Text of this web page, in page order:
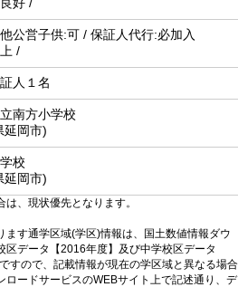
公営子供:可 / 保証人代行:必加入
/
人１名
南方小学校
延岡市)
校
延岡市)
、現状優先となります。
ます通学区域(学区)情報は、国土数値情報ダウ
区データ【2016年度】及び中学校区データ
すので、記載情報が現在の学区域と異なる場合
ロードサービスのWEBサイト上で記述通り、デ